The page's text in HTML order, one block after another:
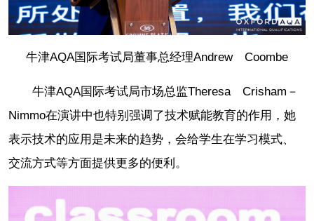
牛津AQA国际考试局董事总经理Andrew Coombe
牛津AQA国际考试局市场总监Theresa Crisham－
Nimmo在演讲中也特别强调了技术赋能教育的作用，她
表示技术的应用是未来的趋势，会给学生在学习模式、
交流方式等方面提供更多的便利。